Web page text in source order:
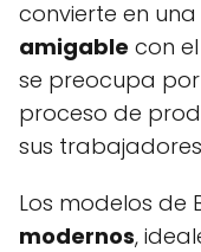
convierte en
amigable con
se preocupa
proceso de
sus
Los modelos de
modernos,